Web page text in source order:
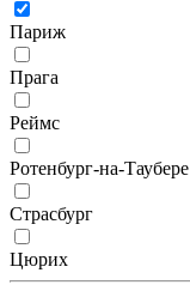
Париж
Прага
Реймс
Ротенбург-на-Таубере
Страсбург
Цюрих